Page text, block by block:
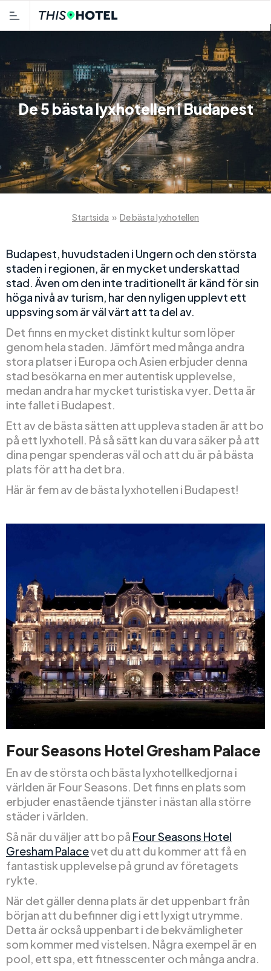
De 5 bästa lyxhotellen i Budapest
Startsida » De bästa lyxhotellen
Budapest, huvudstaden i Ungern och den största
staden i regionen, är en mycket underskattad
stad. Även om den inte traditionellt är känd för sin
höga nivå av turism, har den nyligen upplevt ett
uppsving som är väl värt att ta del av.
Det finns en mycket distinkt kultur som löper
genom hela staden. Jämfört med många andra
stora platser i Europa och Asien erbjuder denna
stad besökarna en mer autentisk upplevelse,
medan andra har mycket turistiska vyer. Detta är
inte fallet i Budapest.
Ett av de bästa sätten att uppleva staden är att bo
på ett lyxhotell. På så sätt kan du vara säker på att
dina pengar spenderas väl och att du är på bästa
plats för att ha det bra.
Här är fem av de bästa lyxhotellen i Budapest!
Four Seasons Hotel Gresham Palace
En av de största och bästa lyxhotellkedjorna i
världen är Four Seasons. Det finns en plats som
erbjuder enastående tjänster i nästan alla större
städer i världen.
Så när du väljer att bo på Four Seasons Hotel
Gresham Palacevet du att du kommer att få en
fantastisk upplevelse på grund av företagets
rykte.
När det gäller denna plats är det uppenbart från
början att du befinner dig i ett lyxigt utrymme.
Detta är också uppenbart i de bekvämligheter
som kommer med vistelsen. Några exempel är en
pool, ett spa, ett fitnesscenter och många andra.